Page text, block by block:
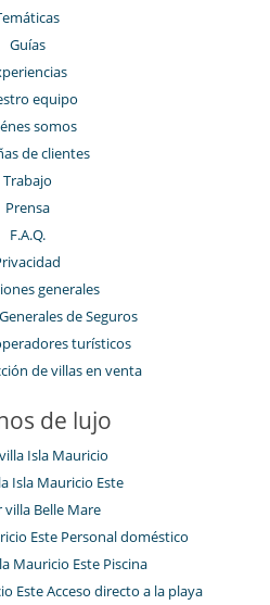
Guías
equipo
somos
de clientes
Trabajo
Prensa
F.A.Q.
generales
de Seguros
turísticos
de villas en venta
de lujo
Isla Mauricio
Isla Mauricio Este
villa Belle Mare
Este Personal doméstico
Mauricio Este Piscina
Este Acceso directo a la playa